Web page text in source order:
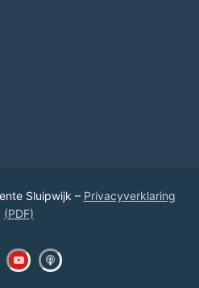
Sluipwijk – Privacyverklaring
(PDF)